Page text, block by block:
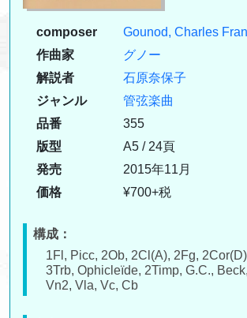
composer
Gounod, Charles
作曲家
グノー
解説者
石原奈保子
ジャンル
管弦楽曲
品番
355
版型
A5 / 24頁
発売
2015年11月
価格
¥700+税
構成：
1Fl, Picc, 2Ob, 2Cl(A), 2Fg,
3Trb, Ophicleïde, 2Timp, G.C.,
Vn2, Vla, Vc, Cb